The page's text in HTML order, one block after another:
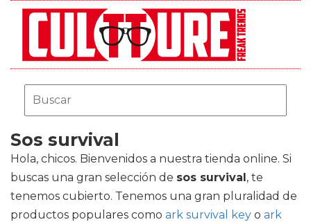
Sos survival
Hola, chicos. Bienvenidos a nuestra tienda online. Si
buscas una gran selección de sos survival, te
tenemos cubierto. Tenemos una gran pluralidad de
productos populares como ark survival key o ark